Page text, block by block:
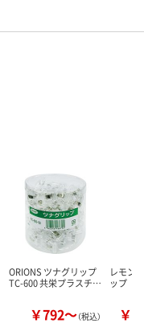
ORIONS ツナグリップ
TC-600 共栄プラスチ…
￥792～（税込）
レモン
ップ
￥